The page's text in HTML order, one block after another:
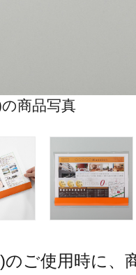
商品写真
ご使用時に、